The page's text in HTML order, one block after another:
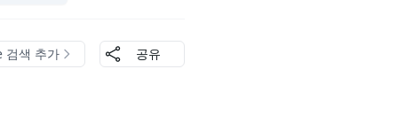
검색 추가 공유